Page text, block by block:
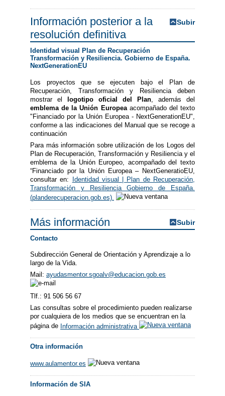
Información posterior a la
resolución definitiva
Subir
Identidad visual Plan de Recuperación
Transformación y Resiliencia. Gobierno de España.
NextGenerationEU
Los proyectos que se ejecuten bajo el Plan de
Recuperación, Transformación y Resiliencia deben
mostrar el logotipo oficial del Plan , además del
emblema de la Unión Europeaacompañado del texto
"Financiado por la Unión Europea - NextGenerationEU",
conforme a las indicaciones del Manual que se recoge a
continuación
Para más información sobre utilización de los Logos del
Plan de Recuperación, Transformación y Resiliencia y el
emblema de la Unión Europeo, acompañado del texto
“Financiado por la Unión Europea – NextGeneratioEU,
consultar en:
Identidad visual | Plan de Recuperación,
Transformación y Resiliencia Gobierno de España.
(planderecuperacion.gob.es).
Más información Subir
Contacto
Subdirección General de Orientación y Aprendizaje a lo
largo de la Vida.
Mail: ayudasmentor.sgoalv@educacion.gob.es
Tlf.: 91 506 56 67
Las consultas sobre el procedimiento pueden realizarse
por cualquiera de los medios que se encuentran en la
página de Información administrativa
Otra información
www.aulamentor.es
Información de SIA